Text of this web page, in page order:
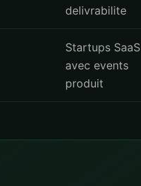
delivrabilite
Startups SaaS
avec events
produit